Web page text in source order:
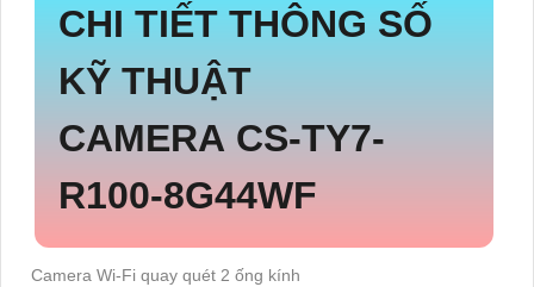
CHI TIẾT THÔNG SỐ
KỸ THUẬT
CAMERA CS-TY7-
R100-8G44WF
Camera Wi-Fi quay quét 2 ống kính